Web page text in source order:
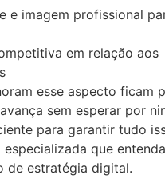
e imagem profissional
em relação aos
esse aspecto ficam
sem esperar por
para garantir tudo
especializada que
de estratégia digital.